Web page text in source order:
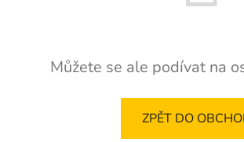
Můžete se ale podívat na
ZPĚT DO